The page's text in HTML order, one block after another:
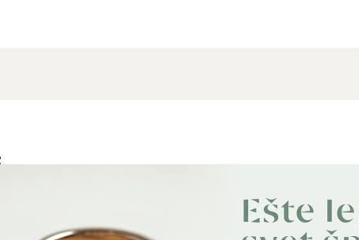
Ešte
z náušníc, prsteňa a prívesku. Bez retiazky.
šperku a číre zirkóny sú po obvode.